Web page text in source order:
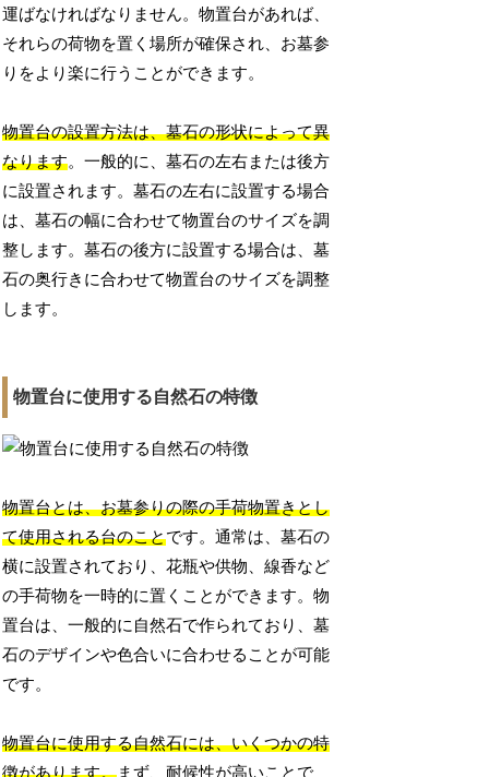
運ばなければなりません。物置台があれば、
それらの荷物を置く場所が確保され、お墓参
りをより楽に行うことができます。
物置台の設置方法は、墓石の形状によって異
なります。一般的に、墓石の左右または後方
に設置されます。墓石の左右に設置する場合
は、墓石の幅に合わせて物置台のサイズを調
整します。墓石の後方に設置する場合は、墓
石の奥行きに合わせて物置台のサイズを調整
します。
物置台に使用する自然石の特徴
物置台とは、お墓参りの際の手荷物置きとし
て使用される台のことです。通常は、墓石の
横に設置されており、花瓶や供物、線香など
の手荷物を一時的に置くことができます。物
置台は、一般的に自然石で作られており、墓
石のデザインや色合いに合わせることが可能
です。
物置台に使用する自然石には、いくつかの特
徴があります。まず、耐候性が高いことで